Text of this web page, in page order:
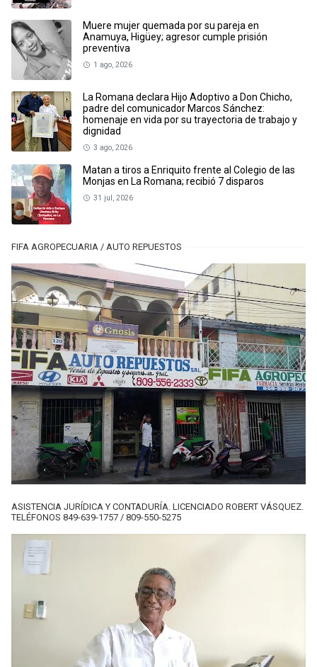
Muere mujer quemada por su pareja en
Anamuya, Higüey; agresor cumple prisión
preventiva
1 ago, 2026
La Romana declara Hijo Adoptivo a Don Chicho,
padre del comunicador Marcos Sánchez:
homenaje en vida por su trayectoria de trabajo y
dignidad
3 ago, 2026
Matan a tiros a Enriquito frente al Colegio de las
Monjas en La Romana; recibió 7 disparos
31 jul, 2026
FIFA AGROPECUARIA / AUTO REPUESTOS
ASISTENCIA JURÍDICA Y CONTADURÍA. LICENCIADO ROBERT VÁSQUEZ.
TELÉFONOS 849-639-1757 / 809-550-5275